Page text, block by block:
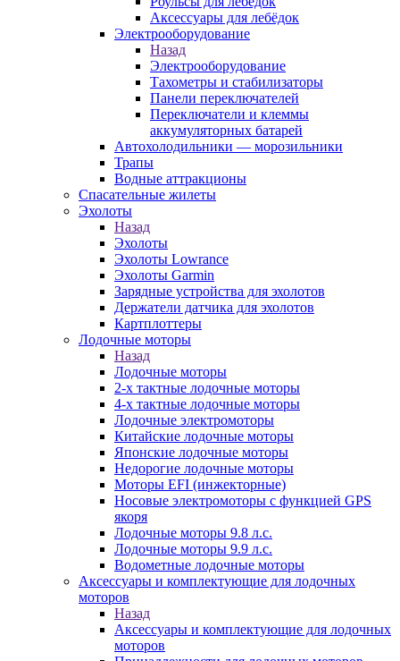
Аксессуары для лебёдок
Электрооборудование
Назад
Электрооборудование
Тахометры и стабилизаторы
Панели переключателей
Переключатели и клеммы
аккумуляторных батарей
Автохолодильники — морозильники
Трапы
Водные аттракционы
Спасательные жилеты
Эхолоты
Назад
Эхолоты
Эхолоты Lowrance
Эхолоты Garmin
Зарядные устройства для эхолотов
Держатели датчика для эхолотов
Картплоттеры
Лодочные моторы
Назад
Лодочные моторы
2-х тактные лодочные моторы
4-х тактные лодочные моторы
Лодочные электромоторы
Китайские лодочные моторы
Японские лодочные моторы
Недорогие лодочные моторы
Моторы EFI (инжекторные)
Носовые электромоторы с функцией GPS
якоря
Лодочные моторы 9.8 л.с.
Лодочные моторы 9.9 л.с.
Водометные лодочные моторы
Аксессуары и комплектующие для лодочных
моторов
Назад
Аксессуары и комплектующие для лодочных
моторов